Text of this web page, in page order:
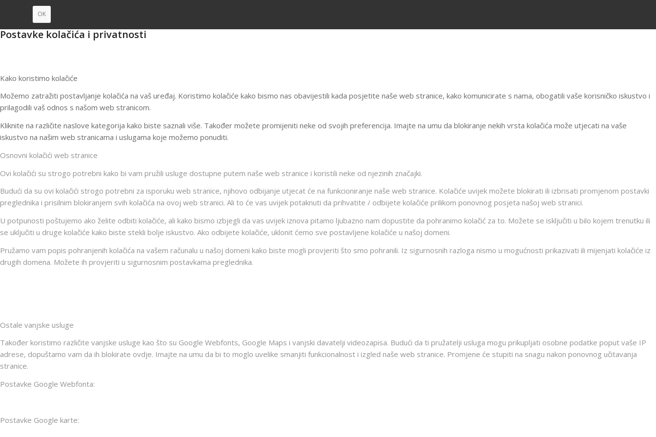
OK
Postavke kolačića i privatnosti
Kako koristimo kolačiće
Možemo zatražiti postavljanje kolačića na vaš uređaj. Koristimo kolačiće kako bismo nas obavijestili kada posjetite naše web stranice, kako komunicirate s nama, obogatili vaše korisničko iskustvo i
prilagodili vaš odnos s našom web stranicom.
Kliknite na različite naslove kategorija kako biste saznali više. Također možete promijeniti neke od svojih preferencija. Imajte na umu da blokiranje nekih vrsta kolačića može utjecati na vaše
iskustvo na našim web stranicama i uslugama koje možemo ponuditi.
Osnovni kolačići web stranice
Ovi kolačići su strogo potrebni kako bi vam pružili usluge dostupne putem naše web stranice i koristili neke od njezinih značajki.
Budući da su ovi kolačići strogo potrebni za isporuku web stranice, njihovo odbijanje utjecat će na funkcioniranje naše web stranice. Kolačiće uvijek možete blokirati ili izbrisati promjenom postavki
preglednika i prisilnim blokiranjem svih kolačića na ovoj web stranici. Ali to će vas uvijek potaknuti da prihvatite / odbijete kolačiće prilikom ponovnog posjeta našoj web stranici.
U potpunosti poštujemo ako želite odbiti kolačiće, ali kako bismo izbjegli da vas uvijek iznova pitamo ljubazno nam dopustite da pohranimo kolačić za to. Možete se isključiti u bilo kojem trenutku ili
se uključiti u druge kolačiće kako biste stekli bolje iskustvo. Ako odbijete kolačiće, uklonit ćemo sve postavljene kolačiće u našoj domeni.
Pružamo vam popis pohranjenih kolačića na vašem računalu u našoj domeni kako biste mogli provjeriti što smo pohranili. Iz sigurnosnih razloga nismo u mogućnosti prikazivati ili mijenjati kolačiće iz
drugih domena. Možete ih provjeriti u sigurnosnim postavkama preglednika.
Ostale vanjske usluge
Također koristimo različite vanjske usluge kao što su Google Webfonts, Google Maps i vanjski davatelji videozapisa. Budući da ti pružatelji usluga mogu prikupljati osobne podatke poput vaše IP
adrese, dopuštamo vam da ih blokirate ovdje. Imajte na umu da bi to moglo uvelike smanjiti funkcionalnost i izgled naše web stranice. Promjene će stupiti na snagu nakon ponovnog učitavanja
stranice.
Postavke Google Webfonta:
Postavke Google karte: